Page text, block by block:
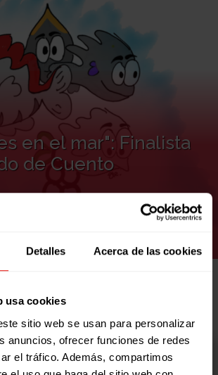
Detalles Acerca de las cookies
usa cookies
sitio web se usan para personalizar
anuncios, ofrecer funciones de redes
el tráfico. Además, compartimos
en el mar": Finalista
de Cuento